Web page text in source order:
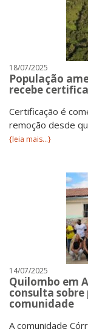
18/07/2025
População
recebe
Certificação é
remoção desde
{leia mais...}
14/07/2025
Quilombo em
consulta
comunidade
A comunidade